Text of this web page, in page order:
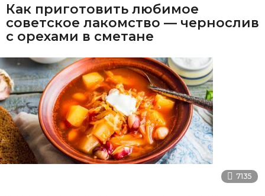
Как приготовить любимое
советское лакомство — чернослив
с орехами в сметане
7135